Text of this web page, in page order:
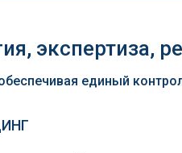
экспертиза,
единый